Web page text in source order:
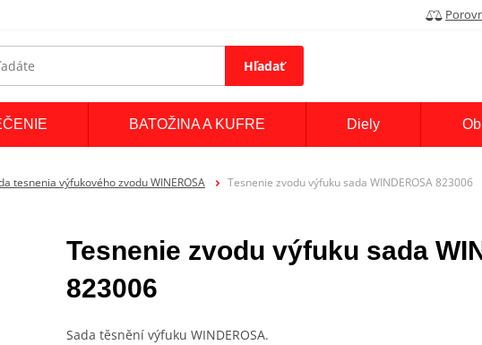
Hľadať
BATOŽINA A KUFRE Diely
tesnenia výfukového zvodu WINEROSA Tesnenie zvodu výfuku sada WINDEROSA 823006
Tesnenie zvodu výfuku sada
823006
Sada těsnění výfuku WINDEROSA.